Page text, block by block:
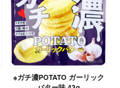
※ガチ濃POTATO ガーリック